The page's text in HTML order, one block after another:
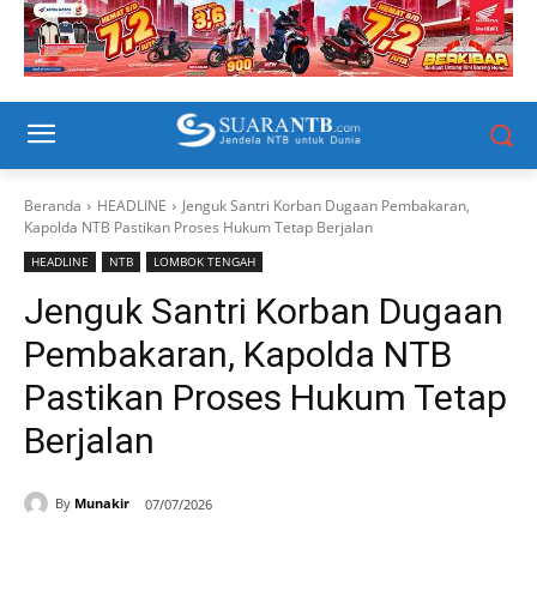
Beranda HEADLINE
Jenguk Santri Korban Dugaan Pembakaran,
Kapolda NTB Pastikan Proses Hukum Tetap Berjalan
HEADLINE NTB LOMBOK TENGAH
Jenguk Santri Korban Dugaan
Pembakaran, Kapolda NTB
Pastikan Proses Hukum Tetap
Berjalan
By Munakir 07/07/2026